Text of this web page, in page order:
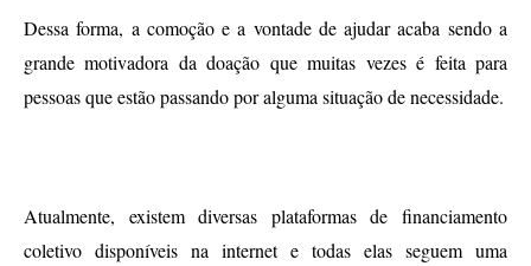
Dessa forma, a comoção e a vontade de ajudar acaba sendo a
grande motivadora da doação que muitas vezes é feita para
pessoas que estão passando por alguma situação de necessidade.
Atualmente, existem diversas plataformas de financiamento
coletivo disponíveis na internet e todas elas seguem uma